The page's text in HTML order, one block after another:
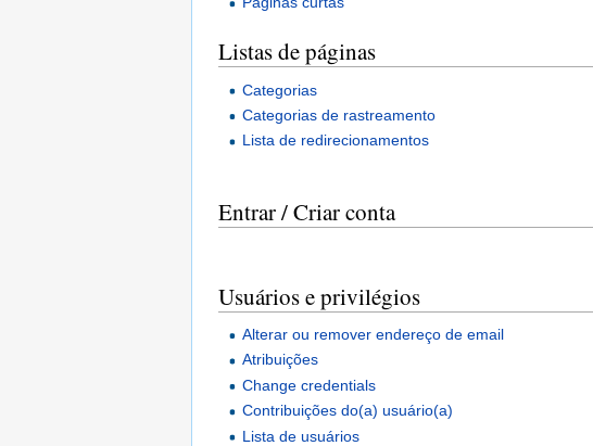
Listas de páginas
Categorias
Categorias de rastreamento
Lista de redirecionamentos
Entrar / Criar conta
Usuários e privilégios
Alterar ou remover endereço de email
Atribuições
Change credentials
Contribuições do(a) usuário(a)
Lista de usuários